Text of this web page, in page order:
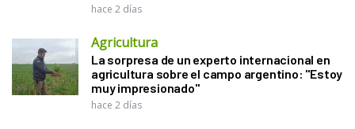
hace 2 días
Agricultura
La sorpresa de un experto internacional en
agricultura sobre el campo argentino: "Estoy
muy impresionado"
hace 2 días